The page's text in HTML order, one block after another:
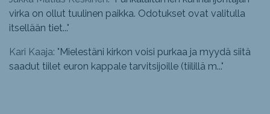
virka on ollut tuulinen paikka. Odotukset ovat valitulla
itsellään tiet..."
Kari Kaaja: "Mielestäni kirkon voisi purkaa ja myydä siitä
saadut tiilet euron kappale tarvitsijoille (tiilillä m..."